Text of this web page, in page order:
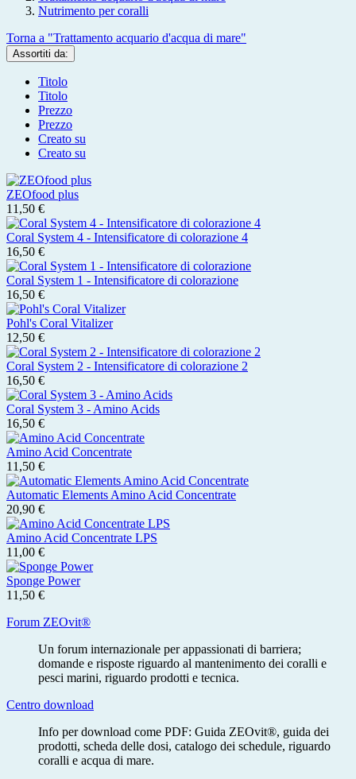
Nutrimento per coralli
Torna a "Trattamento acquario d'acqua di mare"
Assortiti da:
Titolo
Titolo
Prezzo
Prezzo
Creato su
Creato su
ZEOfood plus
11,50 €
Coral System 4 - Intensificatore di colorazione 4
16,50 €
Coral System 1 - Intensificatore di colorazione
16,50 €
Pohl's Coral Vitalizer
12,50 €
Coral System 2 - Intensificatore di colorazione 2
16,50 €
Coral System 3 - Amino Acids
16,50 €
Amino Acid Concentrate
11,50 €
Automatic Elements Amino Acid Concentrate
20,90 €
Amino Acid Concentrate LPS
11,00 €
Sponge Power
11,50 €
Forum ZEOvit®
Un forum internazionale per appassionati di barriera;
domande e risposte riguardo al mantenimento dei coralli e
pesci marini, riguardo prodotti e tecnica.
Centro download
Info per download come PDF: Guida ZEOvit®, guida dei
prodotti, scheda delle dosi, catalogo dei schedule, riguardo
coralli e acqua di mare.